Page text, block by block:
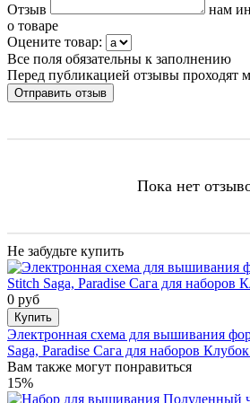
Отзыв
нам
о товаре
Оцените товар:
Все поля обязательны к заполнению
Перед публикацией отзывы проходят
Пока нет
Не забудьте купить
0 руб
Купить
Электронная схема для вышивания
Saga, Paradise Сага для наборов
Вам также могут понравиться
15%